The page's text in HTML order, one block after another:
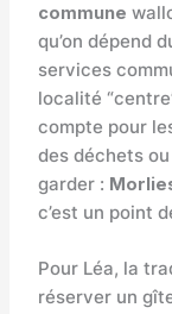
commune
qu’on dépend
services
localité
compte pour
des déchets ou
garder :
c’est un point
Pour Léa, la
réserver un